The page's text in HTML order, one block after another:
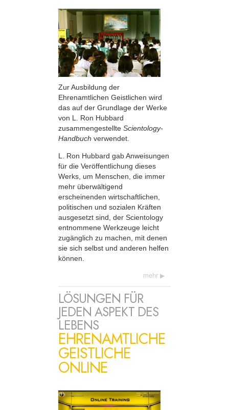
Zur Ausbildung der
Ehrenamtlichen Geistlichen wird
das auf der Grundlage der Werke
von L. Ron Hubbard
zusammengestellte Scientology-
Handbuch verwendet.
L. Ron Hubbard gab Anweisungen
für die Veröffentlichung dieses
Werks, um Menschen, die immer
mehr überwältigend
erscheinenden wirtschaftlichen,
politischen und sozialen Kräften
ausgesetzt sind, der Scientology
entnommene Werkzeuge leicht
zugänglich zu machen, mit denen
sie sich selbst und anderen helfen
können.
mehr
LÖSUNGEN FÜR
JEDEN ASPEKT DES
LEBENS
EHRENAMTLICHE
GEISTLICHE
ONLINE